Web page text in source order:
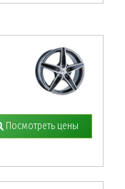
Посмотреть цены